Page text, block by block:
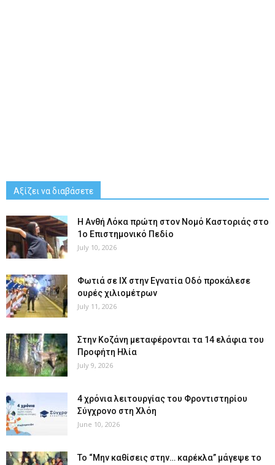
Αξίζει να διαβάσετε
Η Ανθή Λόκα πρώτη στον Νομό Καστοριάς στο
1ο Επιστημονικό Πεδίο
July 10, 2026
Φωτιά σε ΙΧ στην Εγνατία Οδό προκάλεσε
ουρές χιλιομέτρων
July 11, 2026
Στην Κοζάνη μεταφέρονται τα 14 ελάφια του
Προφήτη Ηλία
July 9, 2026
4 χρόνια λειτουργίας του Φροντιστηρίου
Σύγχρονο στη Χλόη
June 10, 2026
Το “Μην καθίσεις στην… καρέκλα” μάγεψε το